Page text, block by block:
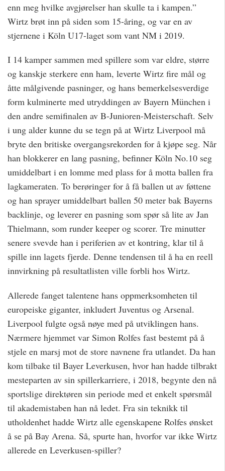
enn meg hvilke avgjørelser han skulle ta i kampen.”
Wirtz brøt inn på siden som 15-åring, og var en av
stjernene i Köln U17-laget som vant NM i 2019.
I 14 kamper sammen med spillere som var eldre, større
og kanskje sterkere enn ham, leverte Wirtz fire mål og
åtte målgivende pasninger, og hans bemerkelsesverdige
form kulminerte med utryddingen av Bayern München i
den andre semifinalen av B-Junioren-Meisterschaft. Selv
i ung alder kunne du se tegn på at Wirtz Liverpool må
bryte den britiske overgangsrekorden for å kjøpe seg. Når
han blokkerer en lang pasning, befinner Köln No.10 seg
umiddelbart i en lomme med plass for å motta ballen fra
lagkameraten. To berøringer for å få ballen ut av føttene
og han sprayer umiddelbart ballen 50 meter bak Bayerns
backlinje, og leverer en pasning som spør så lite av Jan
Thielmann, som runder keeper og scorer. Tre minutter
senere svevde han i periferien av et kontring, klar til å
spille inn lagets fjerde. Denne tendensen til å ha en reell
innvirkning på resultatlisten ville forbli hos Wirtz.
Allerede fanget talentene hans oppmerksomheten til
europeiske giganter, inkludert Juventus og Arsenal.
Liverpool fulgte også nøye med på utviklingen hans.
Nærmere hjemmet var Simon Rolfes fast bestemt på å
stjele en marsj mot de store navnene fra utlandet. Da han
kom tilbake til Bayer Leverkusen, hvor han hadde tilbrakt
mesteparten av sin spillerkarriere, i 2018, begynte den nå
sportslige direktøren sin periode med et enkelt spørsmål
til akademistaben han nå ledet. Fra sin teknikk til
utholdenhet hadde Wirtz alle egenskapene Rolfes ønsket
å se på Bay Arena. Så, spurte han, hvorfor var ikke Wirtz
allerede en Leverkusen-spiller?